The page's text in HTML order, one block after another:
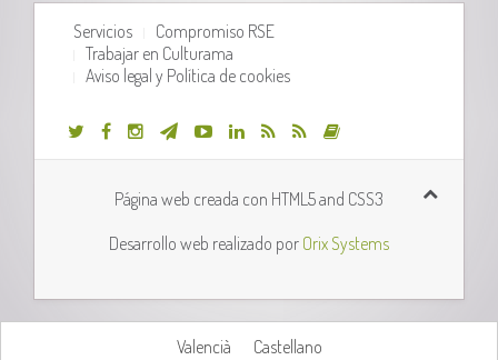
Servicios
Compromiso RSE
Trabajar en Culturama
Aviso legal y Política de cookies
Página web creada con HTML5 and CSS3
Desarrollo web realizado por Orix Systems
Valencià Castellano